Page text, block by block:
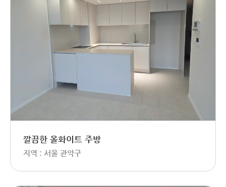
깔끔한 올화이트 주방
지역 : 서울 관악구